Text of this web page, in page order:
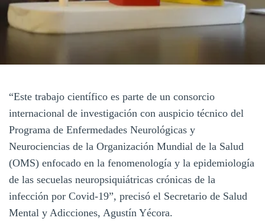
“Este trabajo científico es parte de un consorcio
internacional de investigación con auspicio técnico del
Programa de Enfermedades Neurológicas y
Neurociencias de la Organización Mundial de la Salud
(OMS) enfocado en la fenomenología y la epidemiología
de las secuelas neuropsiquiátricas crónicas de la
infección por Covid-19”, precisó el Secretario de Salud
Mental y Adicciones, Agustín Yécora.